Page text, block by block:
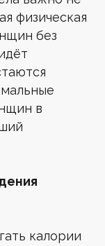
физическая
без
в
калории